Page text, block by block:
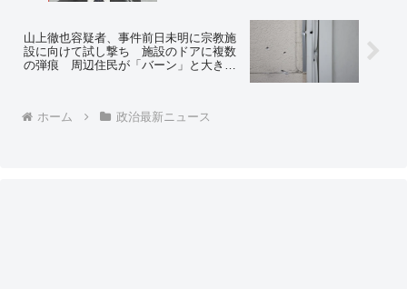
制だから仕方ないが」
山上徹也容疑者、事件前日未明に宗教施
設に向けて試し撃ち 施設のドアに複数
の弾痕 周辺住民が「バーン」と大きな
ホーム 政治最新ニュース